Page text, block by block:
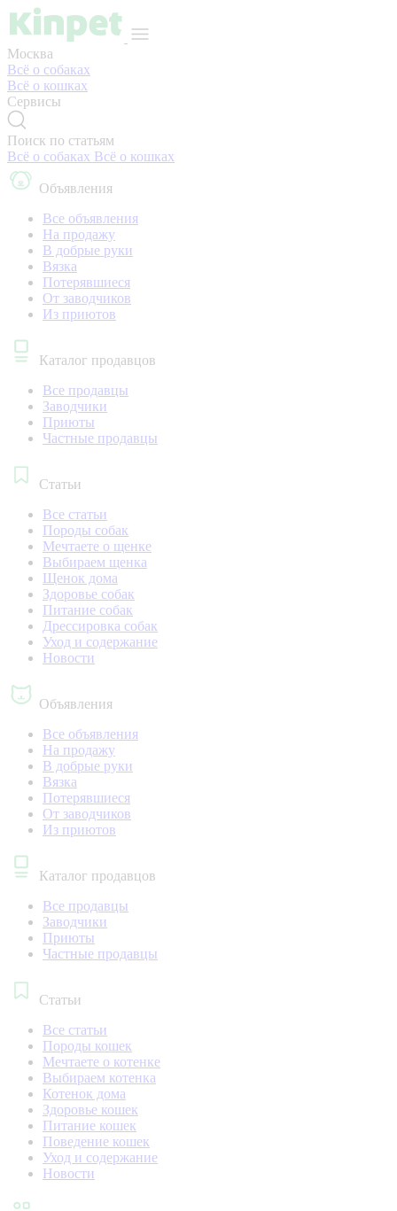
Москва
Всё о собаках
Всё о кошках
Сервисы
Поиск по статьям
Всё о собаках Всё о кошках
Объявления
Все объявления
На продажу
В добрые руки
Вязка
Потерявшиеся
От заводчиков
Из приютов
Каталог продавцов
Все продавцы
Заводчики
Приюты
Частные продавцы
Статьи
Все статьи
Породы собак
Мечтаете о щенке
Выбираем щенка
Щенок дома
Здоровье собак
Питание собак
Дрессировка собак
Уход и содержание
Новости
Объявления
Все объявления
На продажу
В добрые руки
Вязка
Потерявшиеся
От заводчиков
Из приютов
Каталог продавцов
Все продавцы
Заводчики
Приюты
Частные продавцы
Статьи
Все статьи
Породы кошек
Мечтаете о котенке
Выбираем котенка
Котенок дома
Здоровье кошек
Питание кошек
Поведение кошек
Уход и содержание
Новости